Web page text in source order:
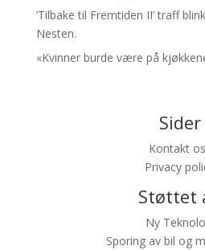
’Tilbake til Fremtiden II’ traff
Nesten.
«Kvinner burde være på
Sider
Kontakt
Privacy
Støttet
Ny
Sporing av bil og